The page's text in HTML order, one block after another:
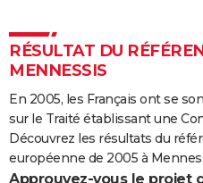
PROGRAMME TV
COPAINS D'AVANT
S'inscrire
Se connecter
Lycées
Collèges
Primaires
Universités
Entreprises
Service militaire
Avis de recherche
AVIS DE DÉCÈS
FORUM
Bricolage
Lifestyle
Culture
Auto
Television
Voyage
Cinema
RÉSULTAT DU
MENNESSIS
En 2005, les Français ont se
sur le Traité établissant une
Découvrez les résultats du
européenne de 2005 à
Approuvez-vous le projet